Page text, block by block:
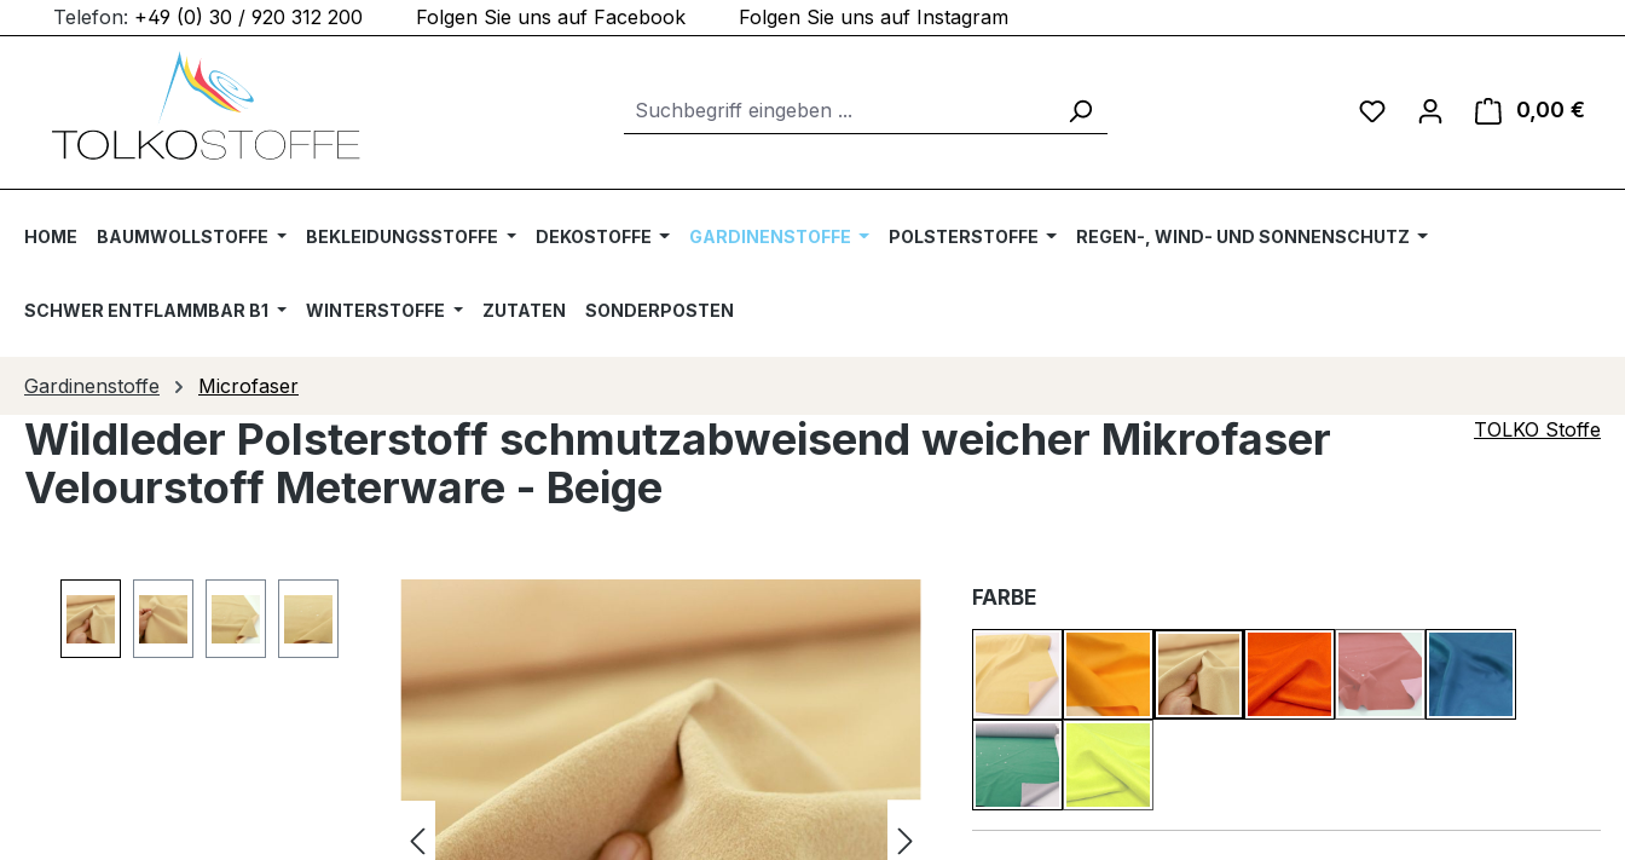
Hauptinhalt springen
Zur Suche springen
Zur Hauptnavigation springen
Telefon: +49 (0) 30 / 920 312 200 Folgen Sie uns auf Facebook Folgen Sie uns auf Instagram
Du hast 0 Produkte auf
0,00 €
HOME BAUMWOLLSTOFFE BEKLEIDUNGSSTOFFE DEKOSTOFFE GARDINENSTOFFE POLSTERSTOFFE REGEN-, WIND- UND SONNENSCHUTZ
SCHWER ENTFLAMMBAR B1 WINTERSTOFFE ZUTATEN SONDERPOSTEN
Gardinenstoffe Microfaser
Wildleder Polsterstoff schmutzabweisend weicher Mikrofaser
Velourstoff Meterware - Beige
TOLKO Stoffe
Bildergalerie überspringen FARBEAUSWÄHLEN
Matt Gelb Orange GelbSand BeigeKürbis Orange
Rot
(Diese Option ist zurzeit nicht
Royal Blau
Grün Lemon Grün
(Diese Option ist zurzeit nicht verfügbar.)